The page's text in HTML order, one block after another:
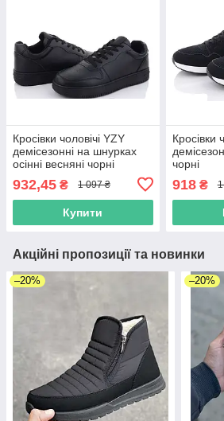
Кросівки чоловічі YZY
демісезонні на шнурках
осінні весняні чорні
932,45 ₴ 1 097 ₴
Купити
Кросівки
чорні
918₴
Акційні пропозиції та новинки
–20% –20%